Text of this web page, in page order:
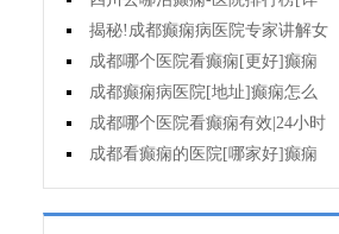
细排名]癫痫发作时该怎么办?
揭秘!成都癫痫病医院专家讲解女
性癫痫病能生育吗?
成都哪个医院看癫痫[更好]癫痫
怎么用药治疗?
成都癫痫病医院[地址]癫痫怎么
样才是有效治疗?
成都哪个医院看癫痫有效|24小时
动态脑电图多少钱?
成都看癫痫的医院[哪家好]癫痫
病人要注意哪些饮食问题?